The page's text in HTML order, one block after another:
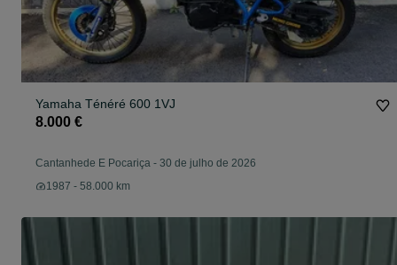
Yamaha Ténéré 600 1VJ
8.000 €
Cantanhede E Pocariça - 30 de julho de 2026
1987 - 58.000 km